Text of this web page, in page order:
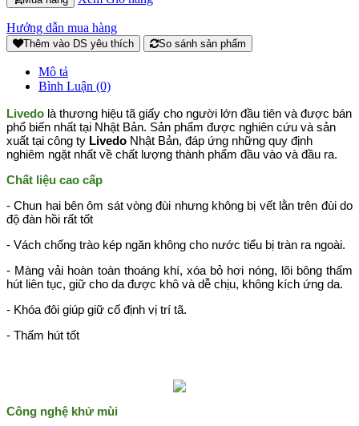
Hướng dẫn mua hàng
Thêm vào DS yêu thích So sánh sản phẩm
Mô tả
Bình Luận (0)
Livedo là thương hiệu tã giấy cho người lớn đầu tiên và được bán
phổ biến nhất tại Nhật Bản. Sản phẩm được nghiên cứu và sản
xuất tại công ty Livedo Nhật Bản, đáp ứng những quy định
nghiêm ngặt nhất về chất lượng thành phẩm đầu vào và đầu ra.
Chất liệu cao cấp
- Chun hai bên ôm sát vòng đùi nhưng không bị vết lằn trên đùi do
độ đàn hồi rất tốt
- Vách chống trào kép ngăn không cho nước tiểu bị tràn ra ngoài.
- Màng vải hoàn toàn thoáng khí, xóa bỏ hơi nóng, lõi bông thấm
hút liên tục, giữ cho da được khô và dễ chịu, không kích ứng da.
- Khóa đôi giúp giữ cố định vị trí tã.
- Thấm hút tốt
Công nghệ khử mùi